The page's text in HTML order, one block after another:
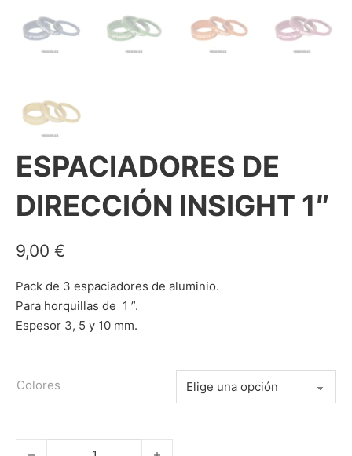
ESPACIADORES DE
DIRECCIÓN INSIGHT 1″
9,00 €
Pack de 3 espaciadores de aluminio.
Para horquillas de 1 ”.
Espesor 3, 5 y 10 mm.
Colores
ESPACIADORES DE DIRECCIÓN INSIGHT 1" cantidad